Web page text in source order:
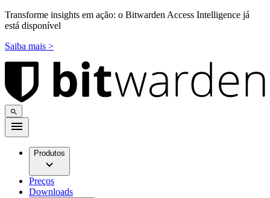
Transforme insights em ação: o Bitwarden Access Intelligence já
está disponível
Saiba mais >
Produtos
Preços
Downloads